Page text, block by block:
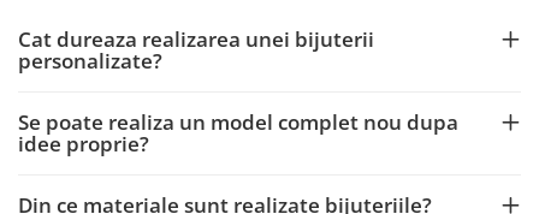
Cat dureaza realizarea unei bijuterii
personalizate?
Se poate realiza un model complet nou dupa
idee proprie?
Din ce materiale sunt realizate bijuteriile?